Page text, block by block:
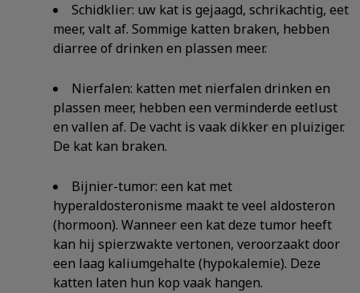
Schidklier: uw kat is gejaagd, schrikachtig, eet
meer, valt af. Sommige katten braken, hebben
diarree of drinken en plassen meer.
Nierfalen: katten met nierfalen drinken en
plassen meer, hebben een verminderde eetlust
en vallen af. De vacht is vaak dikker en pluiziger.
De kat kan braken.
Bijnier-tumor: een kat met
hyperaldosteronisme maakt te veel aldosteron
(hormoon). Wanneer een kat deze tumor heeft
kan hij spierzwakte vertonen, veroorzaakt door
een laag kaliumgehalte (hypokalemie). Deze
katten laten hun kop vaak hangen.